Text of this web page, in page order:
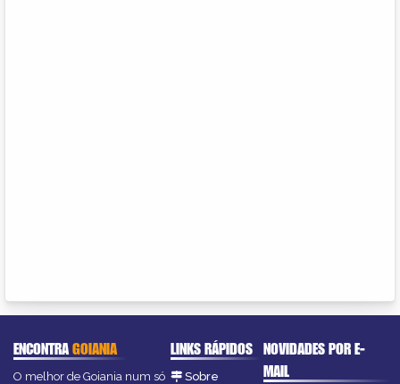
ENCONTRAGOIANIA
O melhor de Goiania num só
LINKS RÁPIDOS
Sobre
NOVIDADES POR E-
MAIL